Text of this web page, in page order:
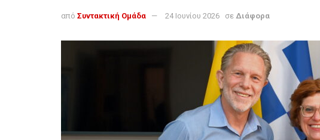
από Συντακτική Ομάδα 24 Ιουνίου 2026 σε Διάφορα